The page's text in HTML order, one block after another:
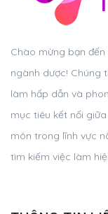
Chào mừng bạn
ngành dược! Chúng
làm hấp dẫn và
mục tiêu kết nối
môn trong lĩnh vực
tìm kiếm việc làm